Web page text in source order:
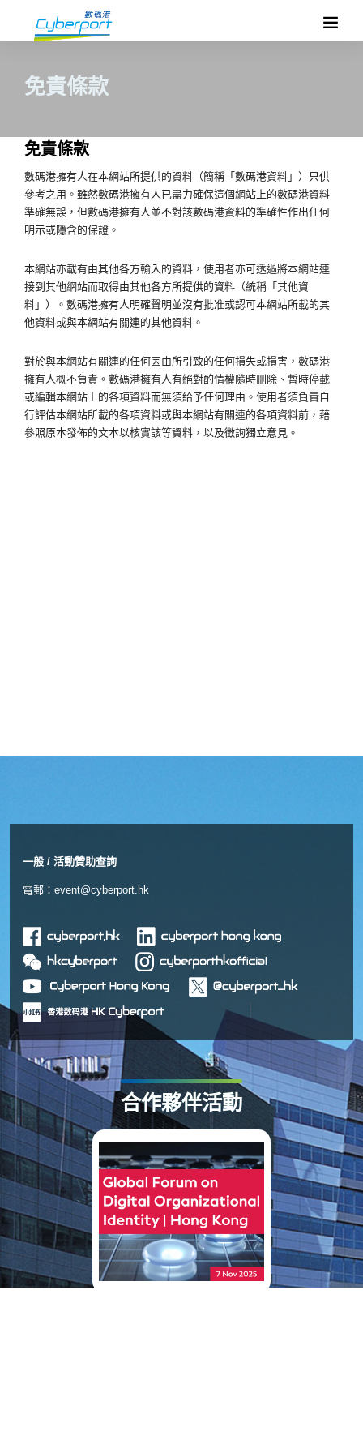
免責條款
免責條款
數碼港擁有人在本網站所提供的資料（簡稱「數碼港資料」）只供
參考之用。雖然數碼港擁有人已盡力確保這個網站上的數碼港資料
準確無誤，但數碼港擁有人並不對該數碼港資料的準確性作出任何
明示或隱含的保證。
本網站亦載有由其他各方輸入的資料，使用者亦可透過將本網站連
接到其他網站而取得由其他各方所提供的資料（統稱「其他資
料」）。數碼港擁有人明確聲明並沒有批准或認可本網站所載的其
他資料或與本網站有關連的其他資料。
對於與本網站有關連的任何因由所引致的任何損失或損害，數碼港
擁有人概不負責。數碼港擁有人有絕對酌情權隨時刪除、暫時停載
或編輯本網站上的各項資料而無須給予任何理由。使用者須負責自
行評估本網站所載的各項資料或與本網站有關連的各項資料前，藉
參照原本發佈的文本以核實該等資料，以及徵詢獨立意見。
一般 / 活動贊助查詢
電郵： event@cyberport.hk
合作夥伴活動